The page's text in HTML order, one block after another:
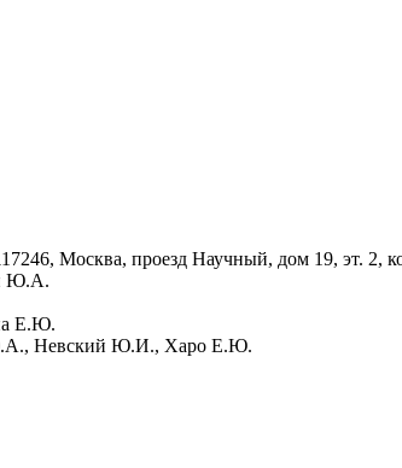
Москва, проезд Научный, дом 19, эт. 2,
Ю.А.
Е.Ю.
Ю.А., Невский Ю.И., Харо Е.Ю.